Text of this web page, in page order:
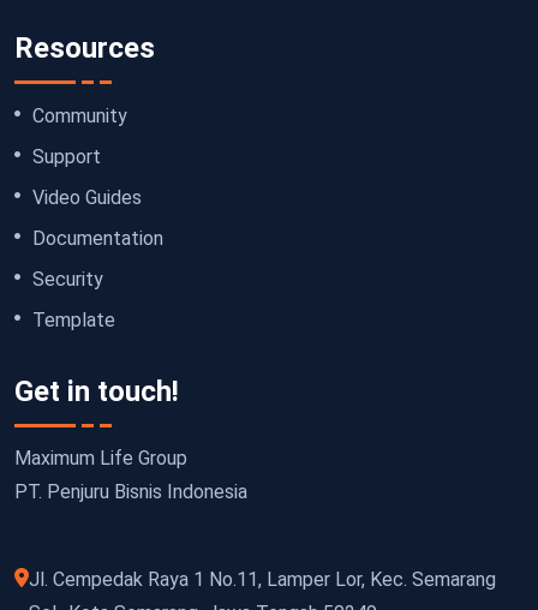
Resources
Community
Support
Video Guides
Documentation
Security
Template
Get in touch!
Maximum Life Group
PT. Penjuru Bisnis Indonesia
Jl. Cempedak Raya 1 No.11, Lamper Lor, Kec. Semarang